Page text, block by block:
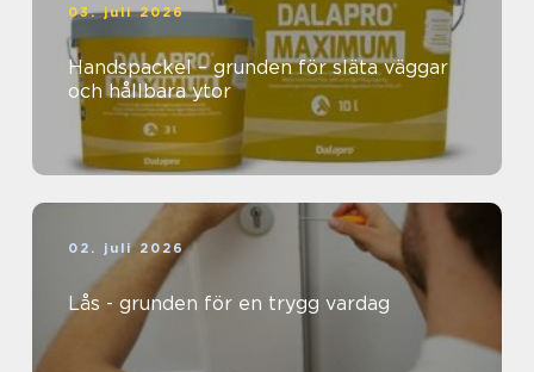
03. juli 2026
Handspackel – grunden för släta väggar
och hållbara ytor
02. juli 2026
Lås - grunden för en trygg vardag